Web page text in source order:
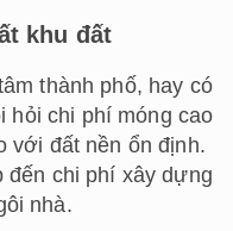
khu đất
thành phố, hay có
hỏi chi phí móng cao
với đất nền ổn định.
chi phí xây dựng
nhà.